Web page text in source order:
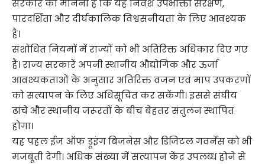
सरकार का मानना है कि यह निवेश उपभोक्ता संरक्षण,
पारदर्शिता और दीर्घकालिक विश्वसनीयता के लिए आवश्यक
है।
संशोधित नियमों में राज्यों को भी अतिरिक्त अधिकार दिए गए
हैं। राज्य सरकारें अपनी स्थानीय औद्योगिक और ऊर्जा
आवश्यकताओं के अनुसार अतिरिक्त वजन एवं माप उपकरणों
को सत्यापन के लिए अधिसूचित कर सकेंगी। इससे संघीय
ढांचे और स्थानीय जरूरतों के बीच बेहतर संतुलन स्थापित
होगा।
यह पहल ईज ऑफ डूइंग बिजनेस और डिजिटल गवर्नेंस को भी
मजबूती देगी। अधिक संख्या में सत्यापन केंद्र उपलब्ध होने से